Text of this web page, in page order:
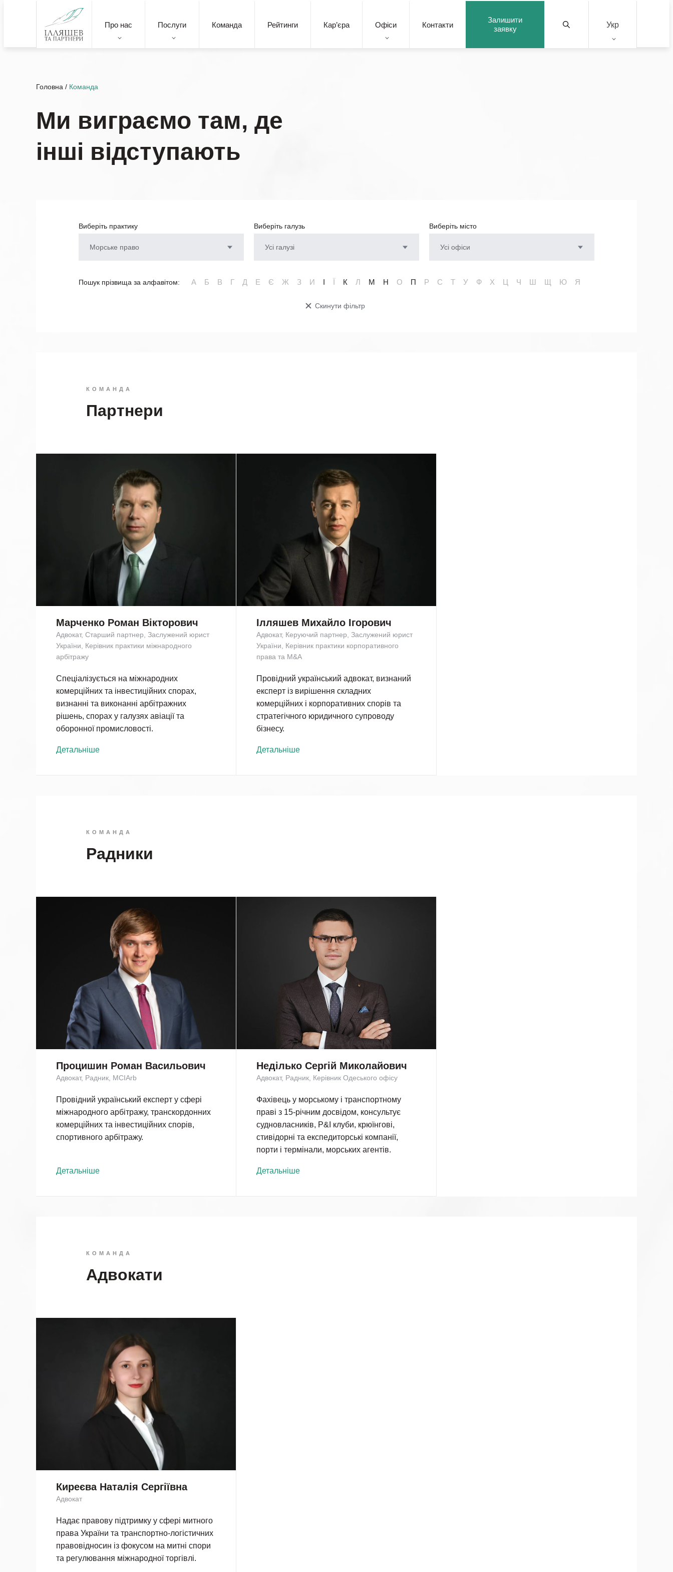
заявку
Головна / Команда
Ми виграємо там, де
інші відступають
Виберіть практику
Морське право
Виберіть галузь
Усі галузі
Виберіть місто
Усі офіси
Пошук прізвища за алфавітом: А Б В Г Д Е Є Ж З И І Ї К Л М Н О П Р С Т У Ф Х Ц Ч Ш Щ Ю Я
Скинути фільтр
КОМАНДА
Партнери
Марченко Роман Вікторович
Адвокат, Старший партнер, Заслужений юрист
України, Керівник практики міжнародного
арбітражу
Спеціалізується на міжнародних
комерційних та інвестиційних спорах,
визнанні та виконанні арбітражних
рішень, спорах у галузях авіації та
оборонної промисловості.
Детальніше
Ілляшев Михайло Ігорович
Адвокат, Керуючий партнер, Заслужений юрист
України, Керівник практики корпоративного
права та M&A
Провідний український адвокат, визнаний
експерт із вирішення складних
комерційних і корпоративних спорів та
стратегічного юридичного супроводу
бізнесу.
Детальніше
КОМАНДА
Радники
Процишин Роман Васильович
Адвокат, Радник, MCIArb
Провідний український експерт у сфері
міжнародного арбітражу, транскордонних
комерційних та інвестиційних спорів,
спортивного арбітражу.
Детальніше
Неділько Сергій Миколайович
Адвокат, Радник, Керівник Одеського офісу
Фахівець у морському і транспортному
праві з 15-річним досвідом, консультує
судновласників, P&I клуби, крюїнгові,
стивідорні та експедиторські компанії,
порти і термінали, морських агентів.
Детальніше
КОМАНДА
Адвокати
Киреєва Наталія Сергіївна
Адвокат
Надає правову підтримку у сфері митного
права України та транспортно-логістичних
правовідносин із фокусом на митні спори
та регулювання міжнародної торгівлі.